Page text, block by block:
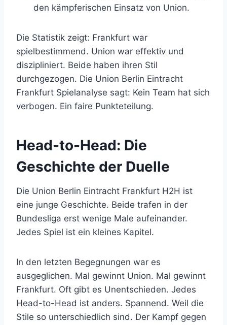
den kämpferischen Einsatz von Union.
Die Statistik zeigt: Frankfurt war
spielbestimmend. Union war effektiv und
diszipliniert. Beide haben ihren Stil
durchgezogen. Die Union Berlin Eintracht
Frankfurt Spielanalyse sagt: Kein Team hat sich
verbogen. Ein faire Punkteteilung.
Head-to-Head: Die
Geschichte der Duelle
Die Union Berlin Eintracht Frankfurt H2H ist
eine junge Geschichte. Beide trafen in der
Bundesliga erst wenige Male aufeinander.
Jedes Spiel ist ein kleines Kapitel.
In den letzten Begegnungen war es
ausgeglichen. Mal gewinnt Union. Mal gewinnt
Frankfurt. Oft gibt es Unentschieden. Jedes
Head-to-Head ist anders. Spannend. Weil die
Stile so unterschiedlich sind. Der Kampf gegen